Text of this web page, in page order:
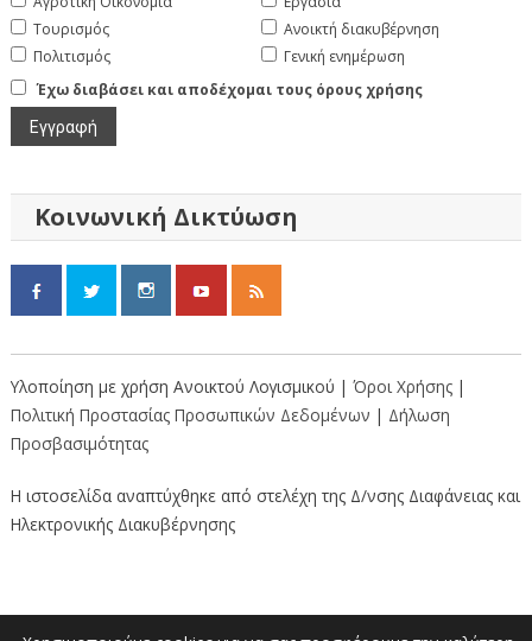
Τουρισμός
Πολιτισμός
Ανοικτή διακυβέρνηση
Γενική ενημέρωση
Έχω διαβάσει και αποδέχομαι τους όρους χρήσης
Κοινωνική Δικτύωση
Υλοποίηση με χρήση Ανοικτού Λογισμικού | Όροι Χρήσης |
Πολιτική Προστασίας Προσωπικών Δεδομένων | Δήλωση
Προσβασιμότητας
Η ιστοσελίδα αναπτύχθηκε από στελέχη της Δ/νσης Διαφάνειας και
Ηλεκτρονικής Διακυβέρνησης